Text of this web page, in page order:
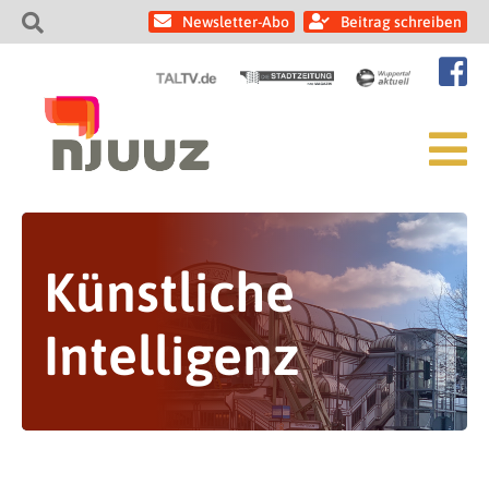
Newsletter-Abo Beitrag schreiben
Künstliche
Intelligenz